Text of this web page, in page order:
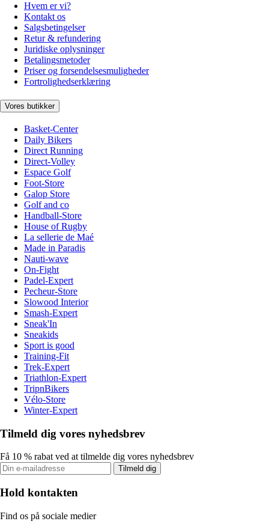
Hvem er vi?
Kontakt os
Salgsbetingelser
Retur & refundering
Juridiske oplysninger
Betalingsmetoder
Priser og forsendelsesmuligheder
Fortrolighedserklæring
Vores butikker
Basket-Center
Daily Bikers
Direct Running
Direct-Volley
Espace Golf
Foot-Store
Galop Store
Golf and co
Handball-Store
House of Rugby
La sellerie de Maé
Made in Paradis
Nauti-wave
On-Fight
Padel-Expert
Pecheur-Store
Slowood Interior
Smash-Expert
Sneak'In
Sneakids
Sport is good
Training-Fit
Trek-Expert
Triathlon-Expert
TripnBikers
Vélo-Store
Winter-Expert
Tilmeld dig vores nyhedsbrev
Få 10 % rabat ved at tilmelde dig vores nyhedsbrev
Tilmeld dig
Hold kontakten
Find os på sociale medier